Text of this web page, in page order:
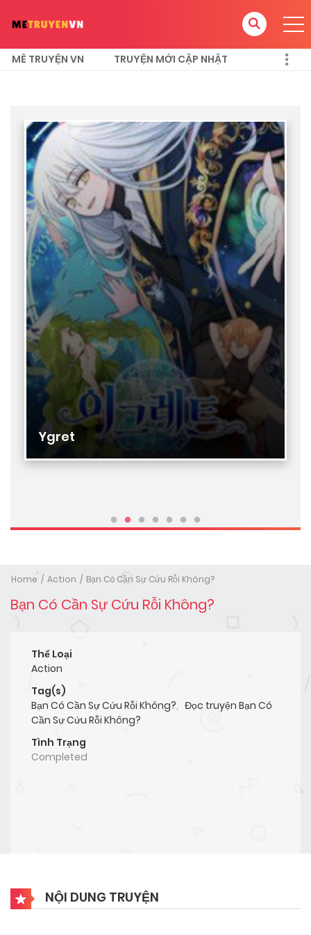
MÊ TRUYỆN VN TRUYỆN MỚI CẬP NHẬT
Ygret
Home Action Bạn Có Cần Sự Cứu Rỗi Không?
Bạn Có Cần Sự Cứu Rỗi Không?
Thể Loại
Action
Tag(s)
Bạn Có Cần Sự Cứu Rỗi Không?, Đọc truyện Bạn Có
Cần Sự Cứu Rỗi Không?
Tình Trạng
Completed
NỘI DUNG TRUYỆN